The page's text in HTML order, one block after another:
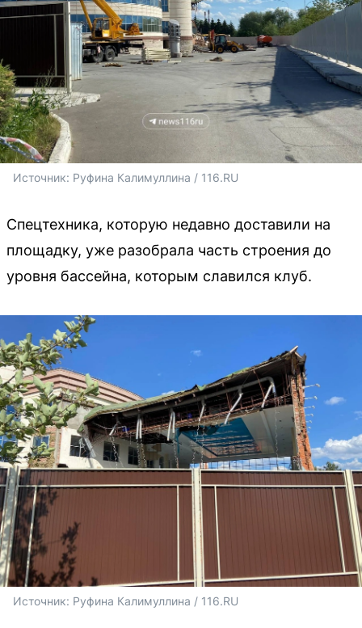
Источник: Руфина Калимуллина / 116.RU
Спецтехника, которую недавно доставили на
площадку, уже разобрала часть строения до
уровня бассейна, которым славился клуб.
Источник: Руфина Калимуллина / 116.RU